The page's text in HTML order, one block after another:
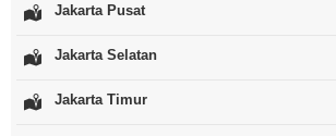
Jakarta Pusat
Jakarta Selatan
Jakarta Timur